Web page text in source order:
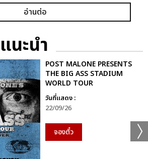
อ่านต่อ
แนะนำ
POST MALONE PRESENTS
THE BIG ASS STADIUM
WORLD TOUR
วันที่แสดง :
22/09/26
จองตั๋ว